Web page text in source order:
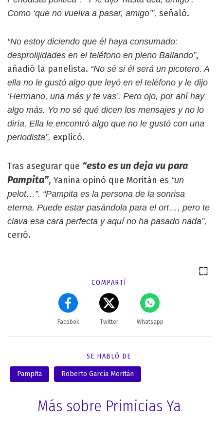
Como ‘que no vuelva a pasar, amigo’”, señaló.
“No estoy diciendo que él haya consumado:
desprolijidades en el teléfono en pleno Bailando”,
añadió la panelista. “No sé si él será un picotero. A
ella no le gustó algo que leyó en el teléfono y le dijo
‘Hermano, una más y te vas’. Pero ojo, por ahí hay
algo más. Yo no sé qué dicen los mensajes y no lo
diría. Ella le encontró algo que no le gustó con una
periodista”, explicó.
Tras asegurar que “esto es un deja vu para
Pampita”, Yanina opinó que Moritán es “un
pelot…”. “Pampita es la persona de la sonrisa
eterna. Puede estar pasándola para el ort…, pero te
clava esa cara perfecta y aquí no ha pasado nada”,
cerró.
COMPARTÍ
Facebok Twitter Whatsapp
SE HABLÓ DE
Pampita Roberto García Moritán
Más sobre Primicias Ya